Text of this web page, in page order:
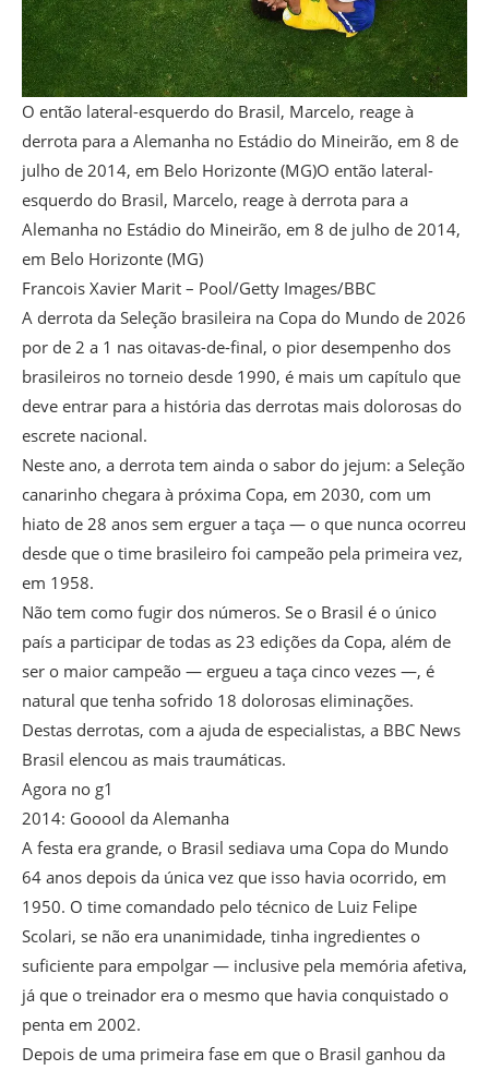
O então lateral-esquerdo do Brasil, Marcelo, reage à
derrota para a Alemanha no Estádio do Mineirão, em 8 de
julho de 2014, em Belo Horizonte (MG)O então lateral-
esquerdo do Brasil, Marcelo, reage à derrota para a
Alemanha no Estádio do Mineirão, em 8 de julho de 2014,
em Belo Horizonte (MG)
Francois Xavier Marit – Pool/Getty Images/BBC
A derrota da Seleção brasileira na Copa do Mundo de 2026
por de 2 a 1 nas oitavas-de-final, o pior desempenho dos
brasileiros no torneio desde 1990, é mais um capítulo que
deve entrar para a história das derrotas mais dolorosas do
escrete nacional.
Neste ano, a derrota tem ainda o sabor do jejum: a Seleção
canarinho chegara à próxima Copa, em 2030, com um
hiato de 28 anos sem erguer a taça — o que nunca ocorreu
desde que o time brasileiro foi campeão pela primeira vez,
em 1958.
Não tem como fugir dos números. Se o Brasil é o único
país a participar de todas as 23 edições da Copa, além de
ser o maior campeão — ergueu a taça cinco vezes —, é
natural que tenha sofrido 18 dolorosas eliminações.
Destas derrotas, com a ajuda de especialistas, a BBC News
Brasil elencou as mais traumáticas.
Agora no g1
2014: Gooool da Alemanha
A festa era grande, o Brasil sediava uma Copa do Mundo
64 anos depois da única vez que isso havia ocorrido, em
1950. O time comandado pelo técnico de Luiz Felipe
Scolari, se não era unanimidade, tinha ingredientes o
suficiente para empolgar — inclusive pela memória afetiva,
já que o treinador era o mesmo que havia conquistado o
penta em 2002.
Depois de uma primeira fase em que o Brasil ganhou da